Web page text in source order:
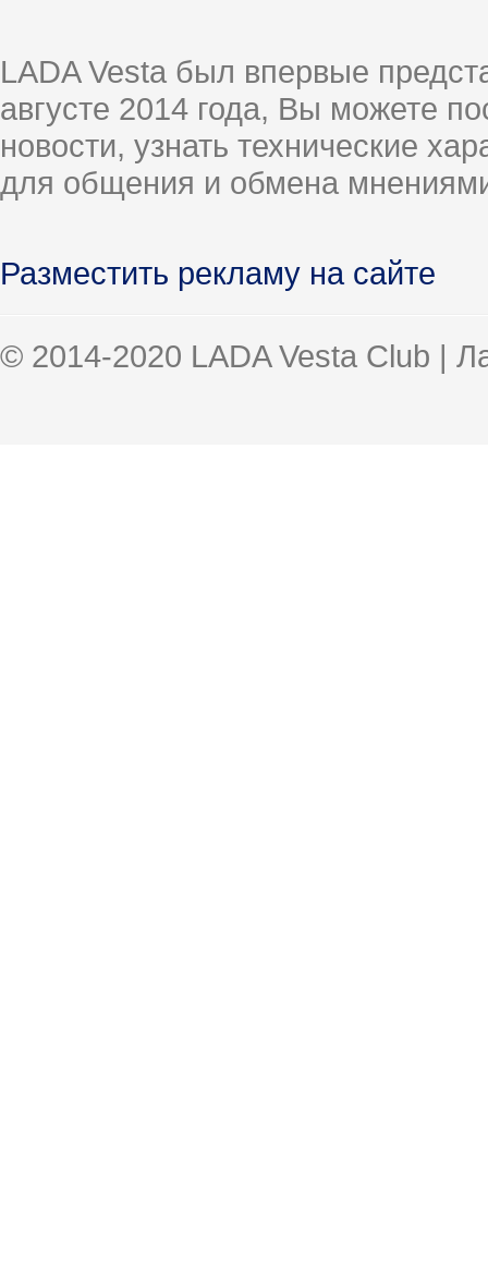
LADA Vesta был впервые
августе 2014 года, Вы можете
новости, узнать технические
для общения и обмена
Разместить рекламу на сайте
© 2014-2020 LADA Vesta Club |